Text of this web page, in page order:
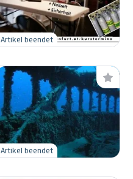
Artikel beendet
Artikel beendet